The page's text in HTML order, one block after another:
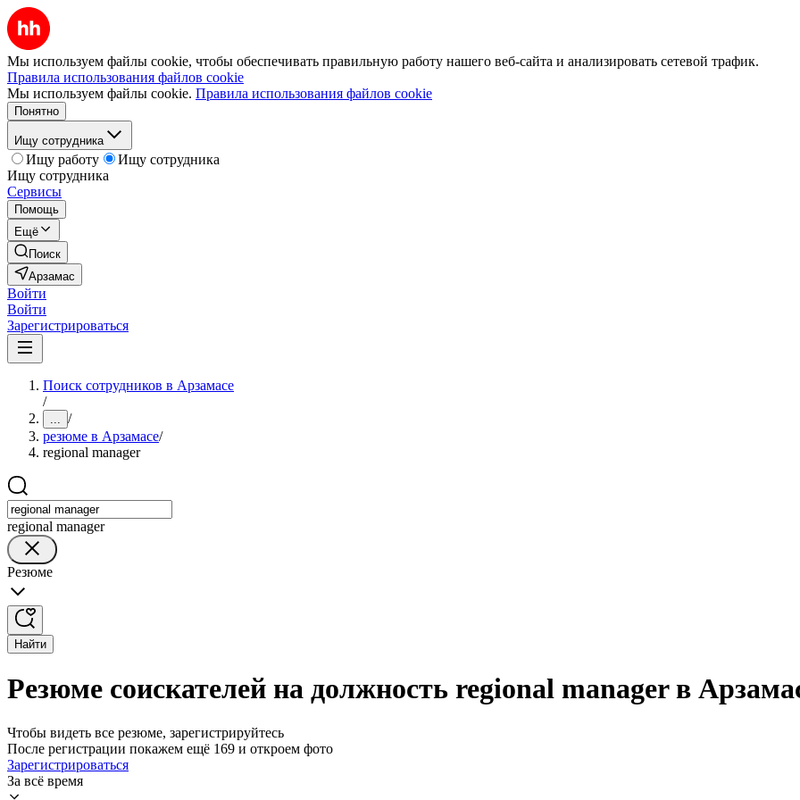
Мы используем файлы cookie, чтобы обеспечивать правильную работу нашего веб-сайта и анализировать сетевой трафик.
Правила использования файлов cookie
Мы используем файлы cookie. Правила использования файлов cookie
Понятно
Ищу сотрудника
Ищу работу
Ищу сотрудника
Ищу сотрудника
Сервисы
Помощь
Ещё
Поиск
Арзамас
Войти
Войти
Зарегистрироваться
Поиск сотрудников в Арзамасе
/
... /
резюме в Арзамасе/
regional manager
regional manager
Резюме
Найти
Резюме соискателей на должность regional manager в
Чтобы видеть все резюме, зарегистрируйтесь
После регистрации покажем ещё 169 и откроем фото
Зарегистрироваться
За всё время